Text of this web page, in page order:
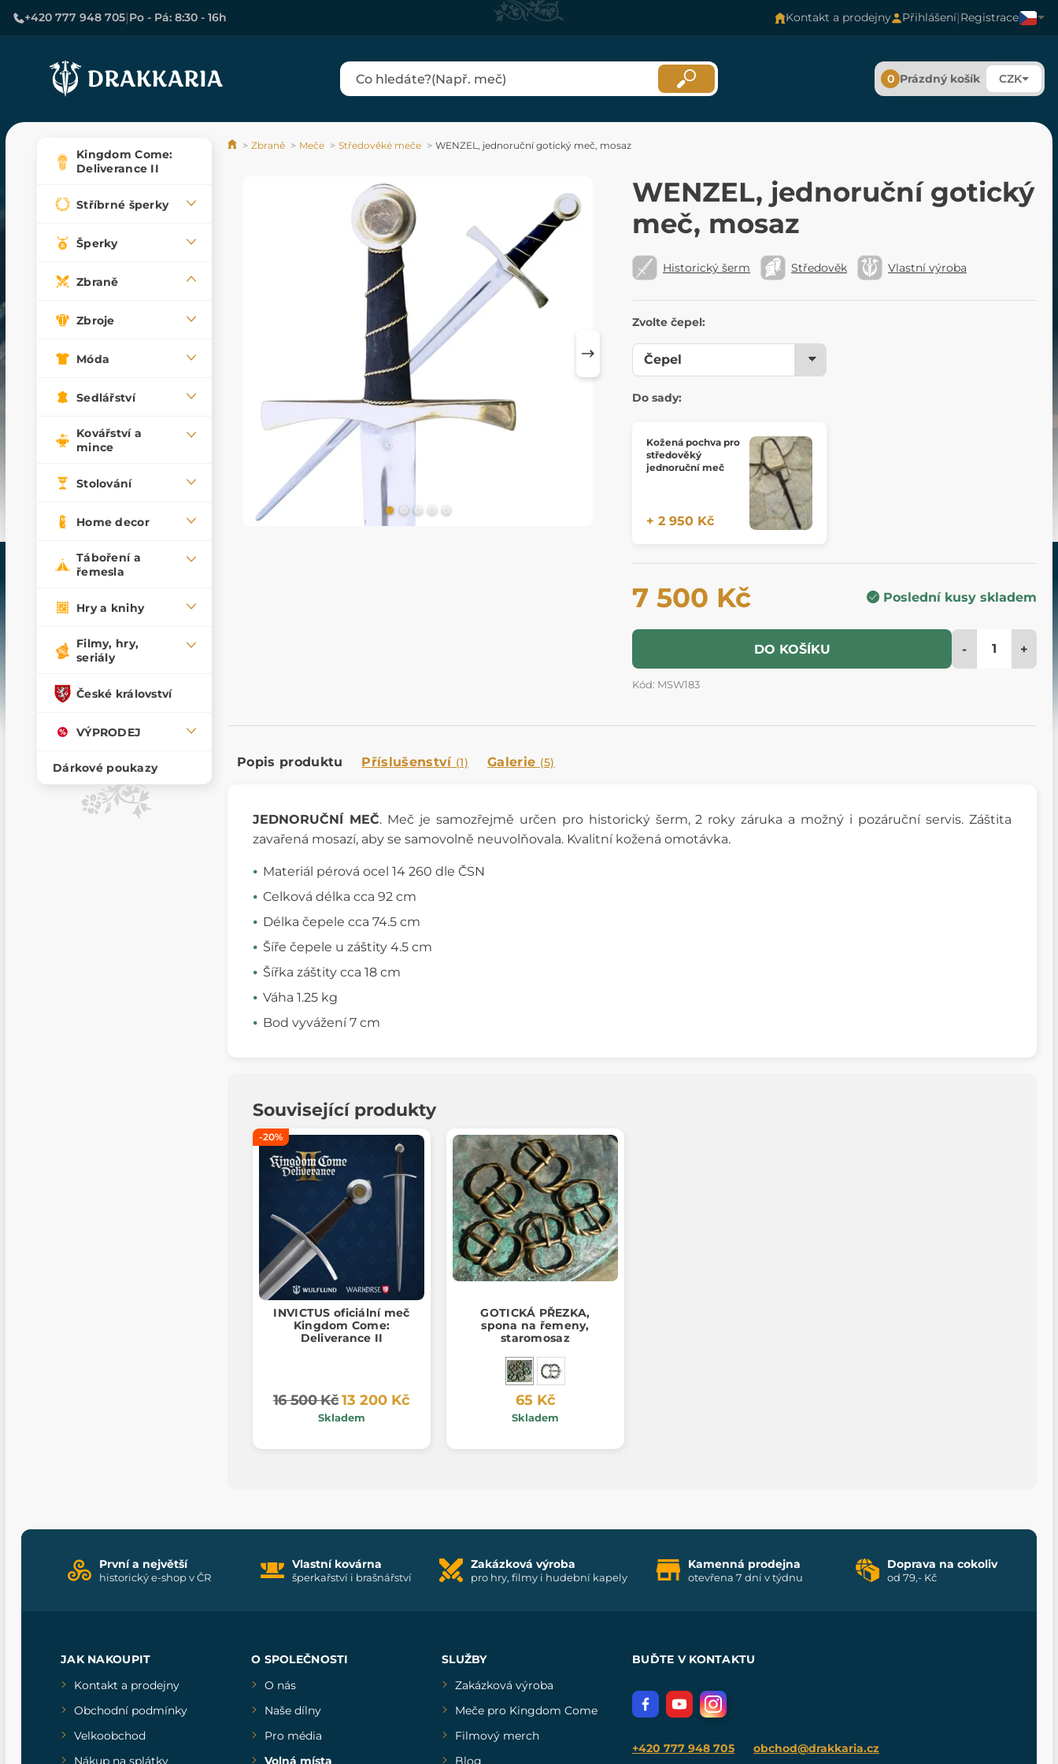
+420 777 948 705|Po - Pá: 8:30 - 16h Kontakt a prodejny Přihlášení|Registrace
0 Prázdný košík CZK
Kingdom Come:
Deliverance II
Stříbrné šperky
Šperky
Zbraně
Zbroje
Móda
Sedlářství
Kovářství a
mince
Stolování
Home decor
Táboření a
řemesla
Hry a knihy
Filmy, hry,
seriály
České království
VÝPRODEJ
Dárkové poukazy
Zbraně Meče Středověké meče WENZEL, jednoruční gotický meč, mosaz
WENZEL, jednoruční gotický
meč, mosaz
Historický šerm Středověk Vlastní výroba
Zvolte čepel:
Do sady:
Kožená pochva pro
středověký
jednoruční meč
+ 2 950 Kč
7 500 Kč Poslední kusy skladem
DO KOŠÍKU - +
Kód: MSW183
Popis produktu Příslušenství (1) Galerie (5)
JEDNORUČNÍ MEČ. Meč je samozřejmě určen pro historický šerm, 2 roky záruka a možný i pozáruční servis. Záštita
zavařená mosazí, aby se samovolně neuvolňovala. Kvalitní kožená omotávka.
Materiál pérová ocel 14 260 dle ČSN
Celková délka cca 92 cm
Délka čepele cca 74.5 cm
Šíře čepele u záštity 4.5 cm
Šířka záštity cca 18 cm
Váha 1.25 kg
Bod vyvážení 7 cm
Související produkty
-20%
INVICTUS oficiální meč
Kingdom Come:
Deliverance II
16 500 Kč13 200 Kč
Skladem
GOTICKÁ PŘEZKA,
spona na řemeny,
staromosaz
65 Kč
Skladem
První a největší
historický e-shop v ČR
Vlastní kovárna
šperkařství i brašnářství
Zakázková výroba
pro hry, filmy i hudební kapely
Kamenná prodejna
otevřena 7 dní v týdnu
Doprava na cokoliv
od 79,- Kč
JAK NAKOUPIT
Kontakt a prodejny
Obchodní podmínky
Velkoobchod
Nákup na splátky
O SPOLEČNOSTI
O nás
Naše dílny
Pro média
Volná místa
SLUŽBY
Zakázková výroba
Meče pro Kingdom Come
Filmový merch
Blog
BUĎTE V KONTAKTU
+420 777 948 705 obchod@drakkaria.cz